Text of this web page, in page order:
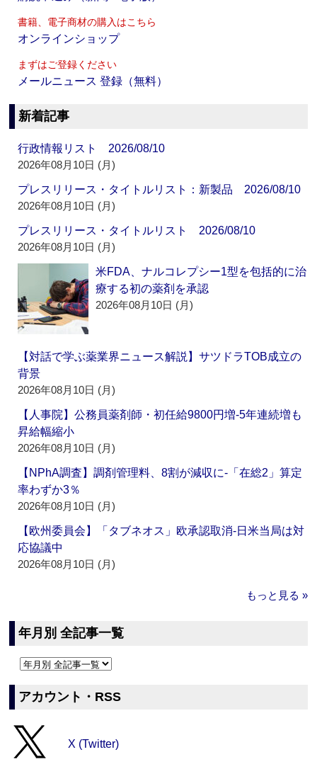
書籍、電子商材の購入はこちら
オンラインショップ
まずはご登録ください
メールニュース 登録（無料）
新着記事
行政情報リスト 2026/08/10
2026年08月10日 (月)
プレスリリース・タイトルリスト：新製品 2026/08/10
2026年08月10日 (月)
プレスリリース・タイトルリスト 2026/08/10
2026年08月10日 (月)
米FDA、ナルコレプシー1型を包括的に治
療する初の薬剤を承認
2026年08月10日 (月)
【対話で学ぶ薬業界ニュース解説】サツドラTOB成立の
背景
2026年08月10日 (月)
【人事院】公務員薬剤師・初任給9800円増‐5年連続増も
昇給幅縮小
2026年08月10日 (月)
【NPhA調査】調剤管理料、8割が減収に‐「在総2」算定
率わずか3％
2026年08月10日 (月)
【欧州委員会】「タブネオス」欧承認取消‐日米当局は対
応協議中
2026年08月10日 (月)
もっと見る »
年月別 全記事一覧
アカウント・RSS
X (Twitter)